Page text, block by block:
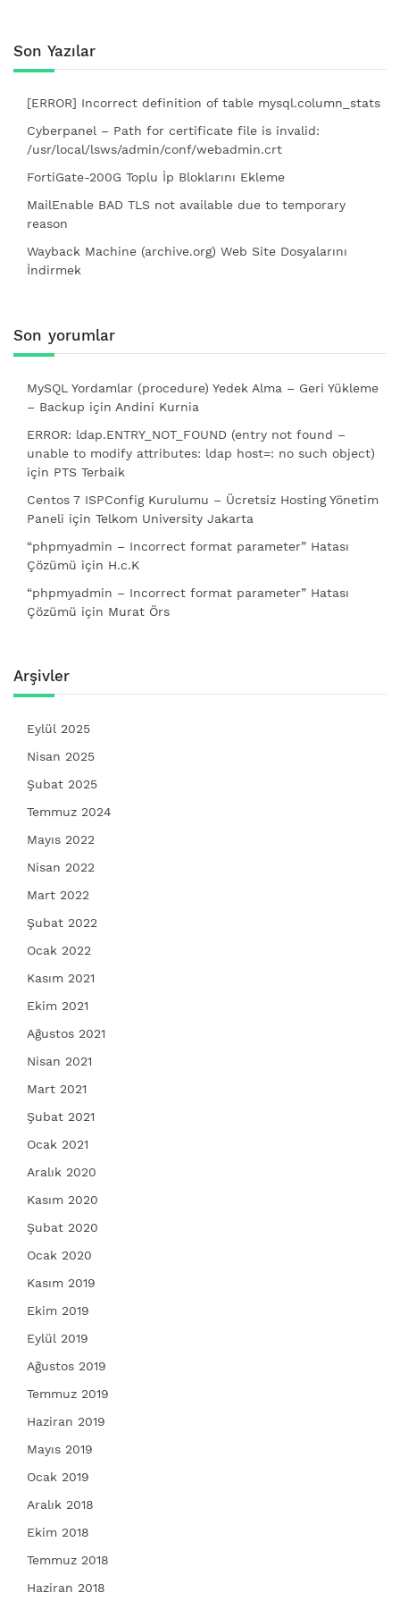
Son Yazılar
[ERROR] Incorrect definition of table mysql.column_stats
Cyberpanel – Path for certificate file is invalid:
/usr/local/lsws/admin/conf/webadmin.crt
FortiGate-200G Toplu İp Bloklarını Ekleme
MailEnable BAD TLS not available due to temporary
reason
Wayback Machine (archive.org) Web Site Dosyalarını
İndirmek
Son yorumlar
MySQL Yordamlar (procedure) Yedek Alma – Geri Yükleme
– Backup için Andini Kurnia
ERROR: ldap.ENTRY_NOT_FOUND (entry not found –
unable to modify attributes: ldap host=: no such object)
için PTS Terbaik
Centos 7 ISPConfig Kurulumu – Ücretsiz Hosting Yönetim
Paneli için Telkom University Jakarta
“phpmyadmin – Incorrect format parameter” Hatası
Çözümü için H.c.K
“phpmyadmin – Incorrect format parameter” Hatası
Çözümü için Murat Örs
Arşivler
Eylül 2025
Nisan 2025
Şubat 2025
Temmuz 2024
Mayıs 2022
Nisan 2022
Mart 2022
Şubat 2022
Ocak 2022
Kasım 2021
Ekim 2021
Ağustos 2021
Nisan 2021
Mart 2021
Şubat 2021
Ocak 2021
Aralık 2020
Kasım 2020
Şubat 2020
Ocak 2020
Kasım 2019
Ekim 2019
Eylül 2019
Ağustos 2019
Temmuz 2019
Haziran 2019
Mayıs 2019
Ocak 2019
Aralık 2018
Ekim 2018
Temmuz 2018
Haziran 2018